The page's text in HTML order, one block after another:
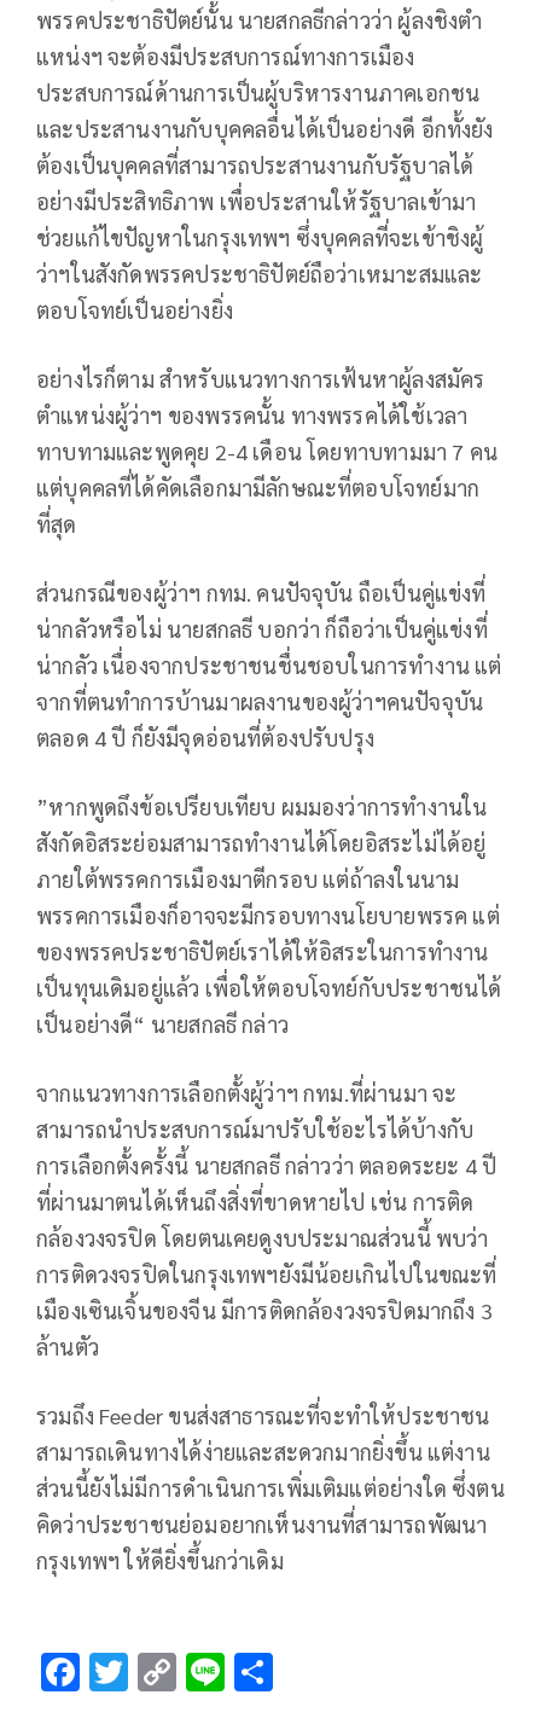
พรรคประชาธิปัตย์นั้น นายสกลธีกล่าวว่า ผู้ลงชิงตำ
แหน่งฯ จะต้องมีประสบการณ์ทางการเมือง
ประสบการณ์ด้านการเป็นผู้บริหารงานภาคเอกชน
และประสานงานกับบุคคลอื่นได้เป็นอย่างดี อีกทั้งยัง
ต้องเป็นบุคคลที่สามารถประสานงานกับรัฐบาลได้
อย่างมีประสิทธิภาพ เพื่อประสานให้รัฐบาลเข้ามา
ช่วยแก้ไขปัญหาในกรุงเทพฯ ซึ่งบุคคลที่จะเข้าชิงผู้
ว่าฯในสังกัดพรรคประชาธิปัตย์ถือว่าเหมาะสมและ
ตอบโจทย์เป็นอย่างยิ่ง
อย่างไรก็ตาม สำหรับแนวทางการเฟ้นหาผู้ลงสมัคร
ตำแหน่งผู้ว่าฯ ของพรรคนั้น ทางพรรคได้ใช้เวลา
ทาบทามและพูดคุย 2-4 เดือน โดยทาบทามมา 7 คน
แต่บุคคลที่ได้คัดเลือกมามีลักษณะที่ตอบโจทย์มาก
ที่สุด
ส่วนกรณีของผู้ว่าฯ กทม. คนปัจจุบัน ถือเป็นคู่แข่งที่
น่ากลัวหรือไม่ นายสกลธี บอกว่า ก็ถือว่าเป็นคู่แข่งที่
น่ากลัว เนื่องจากประชาชนชื่นชอบในการทำงาน แต่
จากที่ตนทำการบ้านมาผลงานของผู้ว่าฯคนปัจจุบัน
ตลอด 4 ปี ก็ยังมีจุดอ่อนที่ต้องปรับปรุง
”หากพูดถึงข้อเปรียบเทียบ ผมมองว่าการทำงานใน
สังกัดอิสระย่อมสามารถทำงานได้โดยอิสระไม่ได้อยู่
ภายใต้พรรคการเมืองมาตีกรอบ แต่ถ้าลงในนาม
พรรคการเมืองก็อาจจะมีกรอบทางนโยบายพรรค แต่
ของพรรคประชาธิปัตย์เราได้ให้อิสระในการทำงาน
เป็นทุนเดิมอยู่แล้ว เพื่อให้ตอบโจทย์กับประชาชนได้
เป็นอย่างดี“ นายสกลธี กล่าว
จากแนวทางการเลือกตั้งผู้ว่าฯ กทม.ที่ผ่านมา จะ
สามารถนำประสบการณ์มาปรับใช้อะไรได้บ้างกับ
การเลือกตั้งครั้งนี้ นายสกลธี กล่าวว่า ตลอดระยะ 4 ปี
ที่ผ่านมาตนได้เห็นถึงสิ่งที่ขาดหายไป เช่น การติด
กล้องวงจรปิด โดยตนเคยดูงบประมาณส่วนนี้ พบว่า
การติดวงจรปิดในกรุงเทพฯยังมีน้อยเกินไปในขณะที่
เมืองเซินเจิ้นของจีน มีการติดกล้องวงจรปิดมากถึง 3
ล้านตัว
รวมถึง Feeder ขนส่งสาธารณะที่จะทำให้ประชาชน
สามารถเดินทางได้ง่ายและสะดวกมากยิ่งขึ้น แต่งาน
ส่วนนี้ยังไม่มีการดำเนินการเพิ่มเติมแต่อย่างใด ซึ่งตน
คิดว่าประชาชนย่อมอยากเห็นงานที่สามารถพัฒนา
กรุงเทพฯ ให้ดียิ่งขึ้นกว่าเดิม
F T C Li